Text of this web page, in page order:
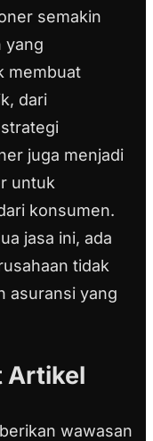
semakin
yang
membuat
dari
juga menjadi
untuk
konsumen.
jasa ini, ada
tidak
asuransi yang
Artikel
wawasan